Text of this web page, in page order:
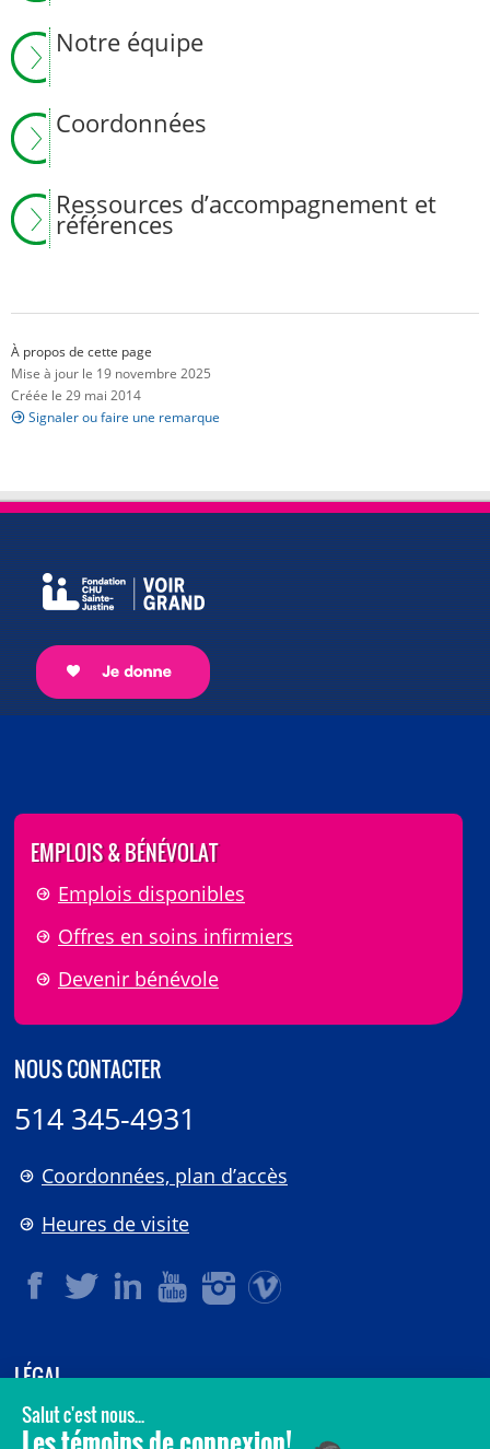
Notre équipe
Coordonnées
Ressources d’accompagnement et
références
À propos de cette page
Mise à jour le 19 novembre 2025
Créée le 29 mai 2014
Signaler ou faire une remarque
EMPLOIS & BÉNÉVOLAT
Emplois disponibles
Offres en soins infirmiers
Devenir bénévole
NOUS CONTACTER
514 345-4931
Coordonnées, plan d’accès
Heures de visite
LÉGAL
© 2006-2026CHU Sainte-Justine.
Tous droits réservés.